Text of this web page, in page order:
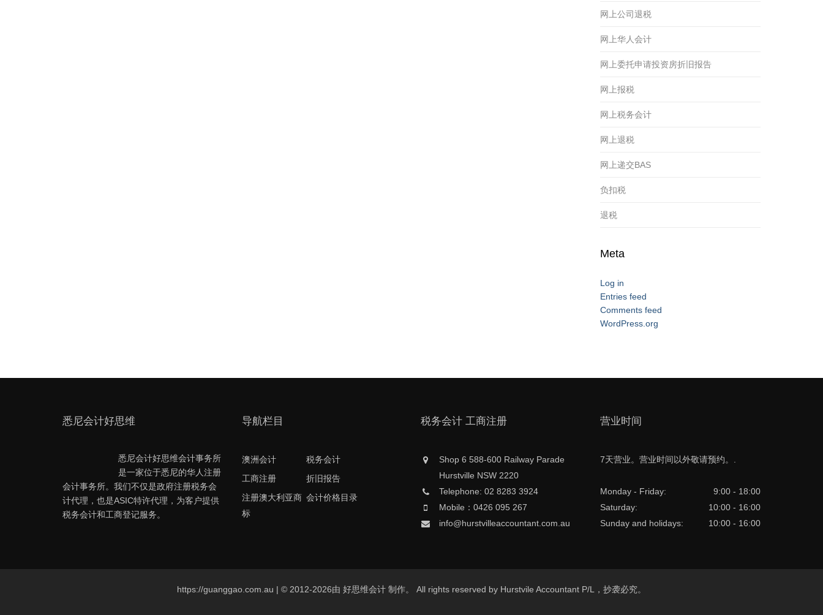
网上公司退税
网上华人会计
网上委托申请投资房折旧报告
网上报税
网上税务会计
网上退税
网上递交BAS
负扣税
退税
Meta
Log in
Entries feed
Comments feed
WordPress.org
悉尼会计好思维
悉尼会计好思维会计事务所
是一家位于悉尼的华人注册
会计事务所。我们不仅是政府注册税务会
计代理，也是ASIC特许代理，为客户提供
税务会计和工商登记服务。
导航栏目
澳洲会计
税务会计
工商注册
折旧报告
注册澳大利亚商
标
会计价格目录
税务会计 工商注册
Shop 6 588-600 Railway Parade
Hurstville NSW 2220
Telephone: 02 8283 3924
Mobile：0426 095 267
info@hurstvilleaccountant.com.au
营业时间
7天营业。营业时间以外敬请预约。.
Monday - Friday:
9:00 - 18:00
Saturday:
10:00 - 16:00
Sunday and holidays:
10:00 - 16:00
https://guanggao.com.au | © 2012-2026由 好思维会计 制作。 All rights reserved by Hurstvile Accountant P/L，抄袭必究。